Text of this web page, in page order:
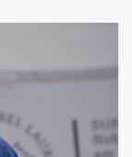
e accumulata,
prestazioni
nel
fotovoltaici con
per
inoltre le